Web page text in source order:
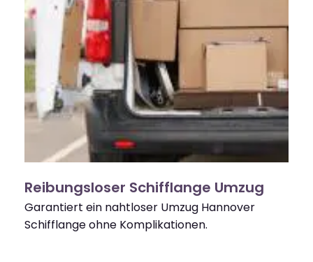
Reibungsloser Schifflange Umzug
Garantiert ein nahtloser Umzug Hannover
Schifflange ohne Komplikationen.